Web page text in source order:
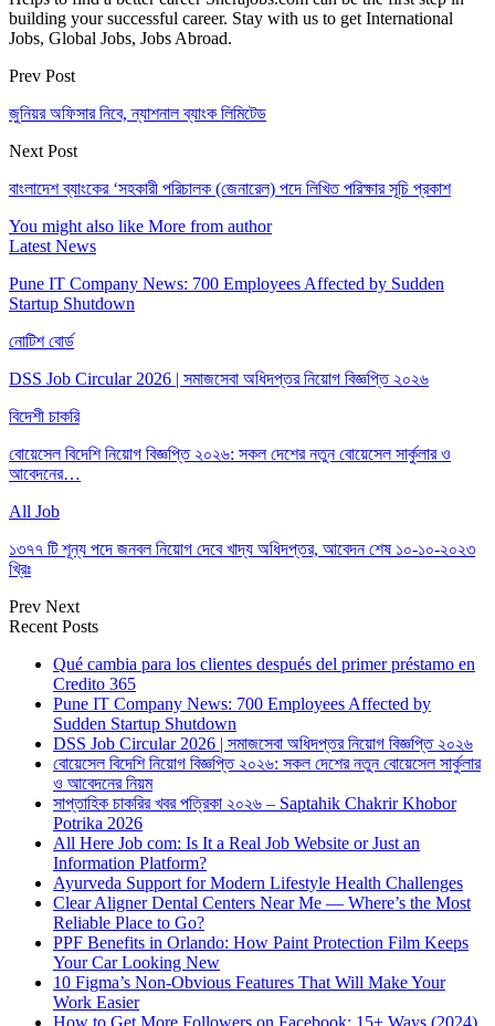
building your successful career. Stay with us to get International
Jobs, Global Jobs, Jobs Abroad.
Prev Post
জুনিয়র অফিসার নিবে, ন্যাশনাল ব্যাংক লিমিটেড
Next Post
বাংলাদেশ ব্যাংকের ‘সহকারী পরিচালক (জেনারেল) পদে লিখিত পরিক্ষার সূচি প্রকাশ
You might also like More from author
Latest News
Pune IT Company News: 700 Employees Affected by Sudden
Startup Shutdown
নোটিশ বোর্ড
DSS Job Circular 2026 | সমাজসেবা অধিদপ্তর নিয়োগ বিজ্ঞপ্তি ২০২৬
বিদেশী চাকরি
বোয়েসেল বিদেশি নিয়োগ বিজ্ঞপ্তি ২০২৬: সকল দেশের নতুন বোয়েসেল সার্কুলার ও
আবেদনের…
All Job
১৩৭৭ টি শূন্য পদে জনবল নিয়োগ দেবে খাদ্য অধিদপ্তর, আবেদন শেষ ১০-১০-২০২৩
খ্রিঃ
Prev Next
Recent Posts
Qué cambia para los clientes después del primer préstamo en
Credito 365
Pune IT Company News: 700 Employees Affected by
Sudden Startup Shutdown
DSS Job Circular 2026 | সমাজসেবা অধিদপ্তর নিয়োগ বিজ্ঞপ্তি ২০২৬
বোয়েসেল বিদেশি নিয়োগ বিজ্ঞপ্তি ২০২৬: সকল দেশের নতুন বোয়েসেল সার্কুলার
ও আবেদনের নিয়ম
সাপ্তাহিক চাকরির খবর পত্রিকা ২০২৬ – Saptahik Chakrir Khobor
Potrika 2026
All Here Job com: Is It a Real Job Website or Just an
Information Platform?
Ayurveda Support for Modern Lifestyle Health Challenges
Clear Aligner Dental Centers Near Me — Where’s the Most
Reliable Place to Go?
PPF Benefits in Orlando: How Paint Protection Film Keeps
Your Car Looking New
10 Figma’s Non-Obvious Features That Will Make Your
Work Easier
How to Get More Followers on Facebook: 15+ Ways (2024)